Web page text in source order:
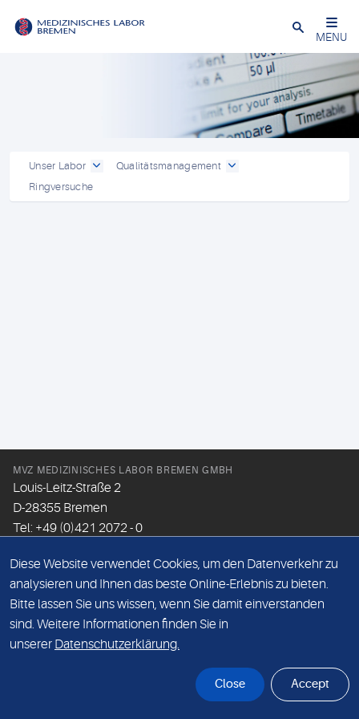
Schließen
MENU
Unser Labor
Qualitätsmanagement
Ringversuche
MVZ MEDIZINISCHES LABOR BREMEN GMBH
Louis-Leitz-Straße 2
D-28355 Bremen
Tel: +49 (0)421 2072 - 0
Email:info@mlhb.de
DATENSCHUTZ
IMPRESSUM
Diese Website verwendet Cookies, um den Datenverkehr zu
analysieren und Ihnen das beste Online-Erlebnis zu bieten.
Bitte lassen Sie uns wissen, wenn Sie damit einverstanden
sind. Weitere Informationen finden Sie in
unserer Datenschutzerklärung.
Close Accept